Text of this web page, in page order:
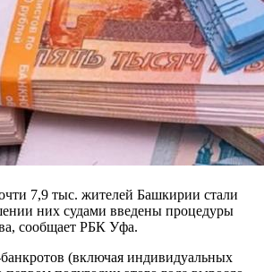
7,9 тыс. жителей Башкирии стали
них судами введены процедуры
сообщает РБК Уфа.
(включая индивидуальных